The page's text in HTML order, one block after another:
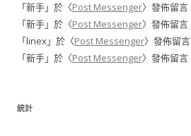
「新手」於〈Post Messenger〉發佈留言
「新手」於〈Post Messenger〉發佈留言
「linex」於〈Post Messenger〉發佈留言
「新手」於〈Post Messenger〉發佈留言
統計